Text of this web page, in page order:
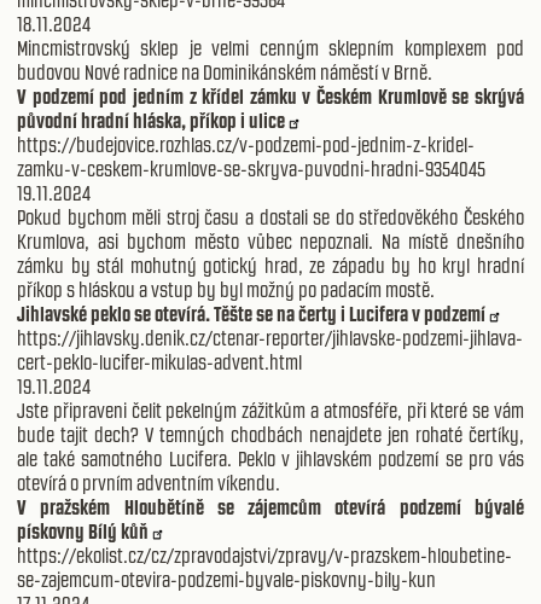
18.11.2024
Mincmistrovský sklep je velmi cenným sklepním komplexem pod
budovou Nové radnice na Dominikánském náměstí v Brně.
V podzemí pod jedním z křídel zámku v Českém Krumlově se skrývá
původní hradní hláska, příkop i ulice
https://budejovice.rozhlas.cz/v-podzemi-pod-jednim-z-kridel-
zamku-v-ceskem-krumlove-se-skryva-puvodni-hradni-9354045
19.11.2024
Pokud bychom měli stroj času a dostali se do středověkého Českého
Krumlova, asi bychom město vůbec nepoznali. Na místě dnešního
zámku by stál mohutný gotický hrad, ze západu by ho kryl hradní
příkop s hláskou a vstup by byl možný po padacím mostě.
Jihlavské peklo se otevírá. Těšte se na čerty i Lucifera v podzemí
https://jihlavsky.denik.cz/ctenar-reporter/jihlavske-podzemi-jihlava-
cert-peklo-lucifer-mikulas-advent.html
19.11.2024
Jste připraveni čelit pekelným zážitkům a atmosféře, při které se vám
bude tajit dech? V temných chodbách nenajdete jen rohaté čertíky,
ale také samotného Lucifera. Peklo v jihlavském podzemí se pro vás
otevírá o prvním adventním víkendu.
V pražském Hloubětíně se zájemcům otevírá podzemí bývalé
pískovny Bílý kůň
https://ekolist.cz/cz/zpravodajstvi/zpravy/v-prazskem-hloubetine-
se-zajemcum-otevira-podzemi-byvale-piskovny-bily-kun